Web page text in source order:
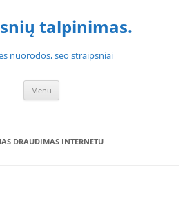
talpinimas.
nuorodos, seo straipsniai
Menu
DRAUDIMAS INTERNETU